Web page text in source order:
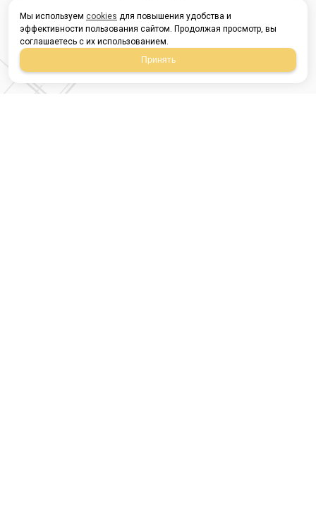
Мы используем cookies для повышения удобства и
эффективности пользования сайтом. Продолжая просмотр, вы
соглашаетесь с их использованием.
Принять